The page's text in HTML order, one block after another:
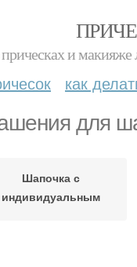
и макияже
как
для
Шапочка с
индивидуальным